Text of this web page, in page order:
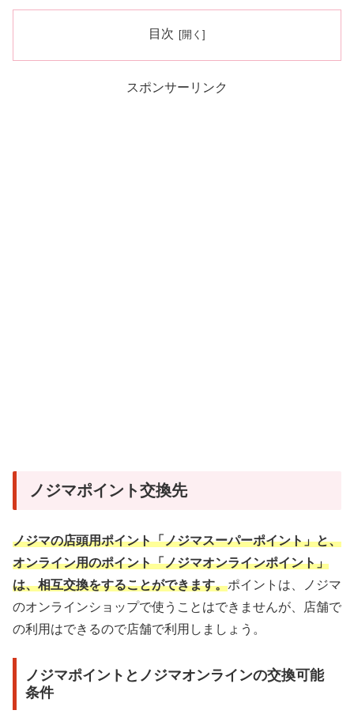
目次
スポンサーリンク
ノジマポイント交換先
ノジマの店頭用ポイント「ノジマスーパーポイント」と、
オンライン用のポイント「ノジマオンラインポイント」
は、相互交換をすることができます。ポイントは、ノジマ
のオンラインショップで使うことはできませんが、店舗で
の利用はできるので店舗で利用しましょう。
ノジマポイントとノジマオンラインの交換可能
条件